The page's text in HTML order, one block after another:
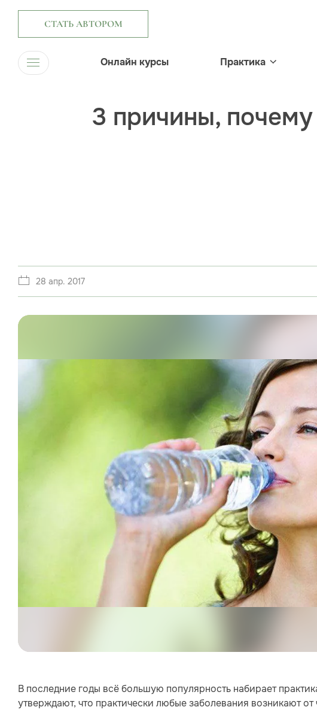
СТАТЬ АВТОРОМ
Онлайн курсы Практика
3 причины,
28 апр. 2017
В последние годы всё большую популярность набирает
утверждают, что практически любые заболевания возникают